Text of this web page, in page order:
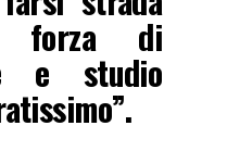
di
e studio